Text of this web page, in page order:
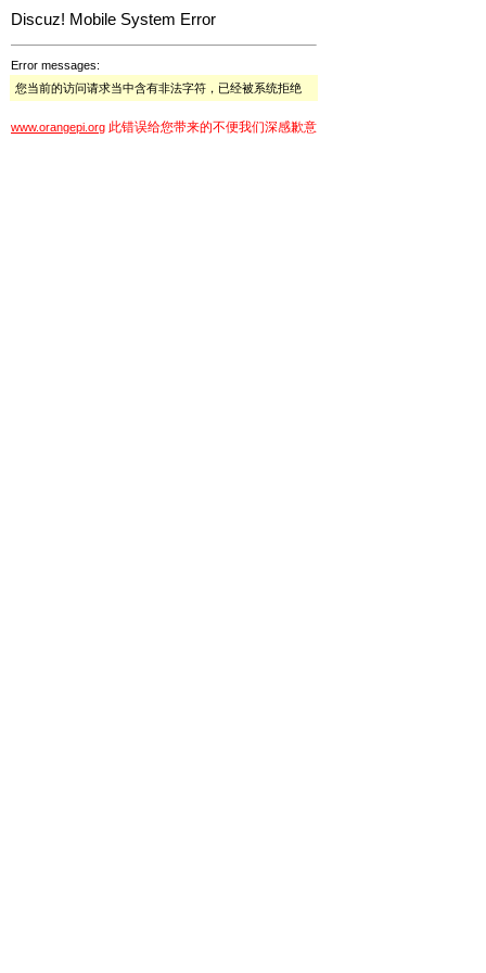
Discuz! Mobile System Error
Error messages:
您当前的访问请求当中含有非法字符，已经被系统拒绝
www.orangepi.org 此错误给您带来的不便我们深感歉意